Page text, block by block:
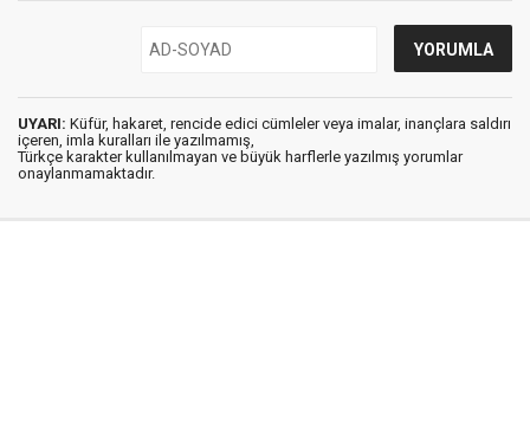
UYARI: Küfür, hakaret, rencide edici cümleler veya imalar, inançlara saldırı
içeren, imla kuralları ile yazılmamış,
Türkçe karakter kullanılmayan ve büyük harflerle yazılmış yorumlar
onaylanmamaktadır.